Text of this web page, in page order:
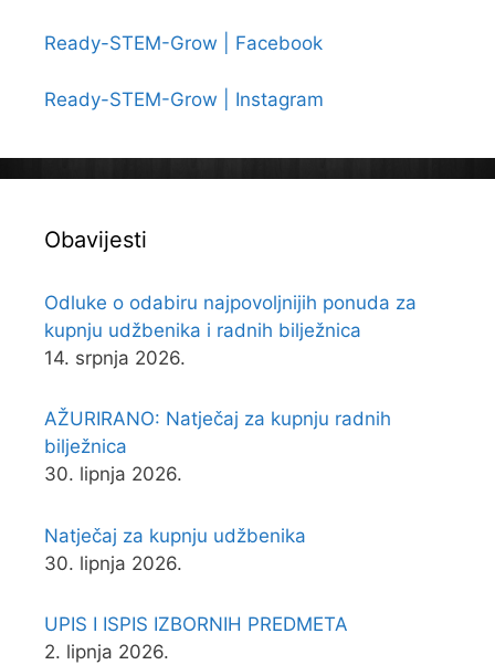
Ready-STEM-Grow | Facebook
Ready-STEM-Grow | Instagram
Obavijesti
Odluke o odabiru najpovoljnijih ponuda za
kupnju udžbenika i radnih bilježnica
14. srpnja 2026.
AŽURIRANO: Natječaj za kupnju radnih
bilježnica
30. lipnja 2026.
Natječaj za kupnju udžbenika
30. lipnja 2026.
UPIS I ISPIS IZBORNIH PREDMETA
2. lipnja 2026.